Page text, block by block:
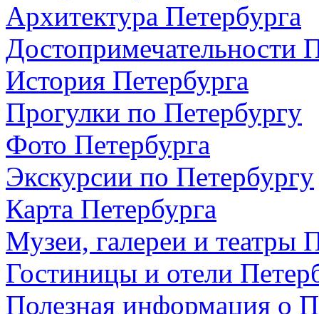
Архитектура Петербурга
Достопримечательности
История Петербурга
Прогулки по Петербургу
Фото Петербурга
Экскурсии по Петербургу
Карта Петербурга
Музеи, галереи и театры
Гостиницы и отели
Полезная информация о